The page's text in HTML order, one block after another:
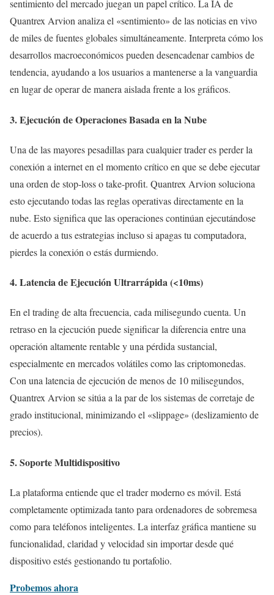
sentimiento del mercado juegan un papel crítico. La IA de
Quantrex Arvion analiza el «sentimiento» de las noticias en vivo
de miles de fuentes globales simultáneamente. Interpreta cómo los
desarrollos macroeconómicos pueden desencadenar cambios de
tendencia, ayudando a los usuarios a mantenerse a la vanguardia
en lugar de operar de manera aislada frente a los gráficos.
3. Ejecución de Operaciones Basada en la Nube
Una de las mayores pesadillas para cualquier trader es perder la
conexión a internet en el momento crítico en que se debe ejecutar
una orden de stop-loss o take-profit. Quantrex Arvion soluciona
esto ejecutando todas las reglas operativas directamente en la
nube. Esto significa que las operaciones continúan ejecutándose
de acuerdo a tus estrategias incluso si apagas tu computadora,
pierdes la conexión o estás durmiendo.
4. Latencia de Ejecución Ultrarrápida (<10ms)
En el trading de alta frecuencia, cada milisegundo cuenta. Un
retraso en la ejecución puede significar la diferencia entre una
operación altamente rentable y una pérdida sustancial,
especialmente en mercados volátiles como las criptomonedas.
Con una latencia de ejecución de menos de 10 milisegundos,
Quantrex Arvion se sitúa a la par de los sistemas de corretaje de
grado institucional, minimizando el «slippage» (deslizamiento de
precios).
5. Soporte Multidispositivo
La plataforma entiende que el trader moderno es móvil. Está
completamente optimizada tanto para ordenadores de sobremesa
como para teléfonos inteligentes. La interfaz gráfica mantiene su
funcionalidad, claridad y velocidad sin importar desde qué
dispositivo estés gestionando tu portafolio.
Probemos ahora